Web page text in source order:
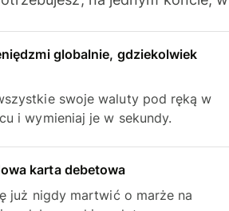
globalnie, gdziekolwiek
swoje waluty pod ręką w
i wymieniaj je w sekundy.
karta debetowa
już nigdy martwić o marże na